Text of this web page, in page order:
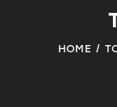
HOME